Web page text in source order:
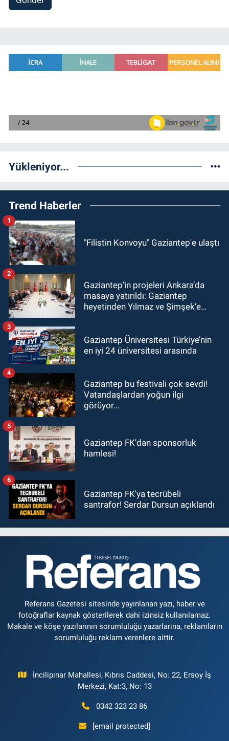
Yükleniyor...
Trend Haberler
"Filistin Konvoyu" Gaziantep'e ulaştı
1
Gaziantep’in projeleri Ankara’da
masaya yatırıldı: Gaziantep
heyetinden Yılmaz ve Şimşek’e
2
Gaziantep Üniversitesi Türkiye’nin
en iyi 24 üniversitesi arasında
3
Gaziantep bu festivali çok sevdi!
Vatandaşlardan yoğun ilgi
görüyor…
4
Gaziantep FK'dan sponsorluk
hamlesi!
5
Gaziantep FK'ya tecrübeli
santrafor! Serdar Dursun açıklandı
6
Referans Gazetesi sitesinde yayınlanan yazı, haber ve
fotoğraflar kaynak gösterilerek dahi izinsiz kullanılamaz.
Makale ve köşe yazılarının sorumluluğu yazarlarına, reklamların
sorumluluğu reklam verenlere aittir.
İncilipınar Mahallesi, Kıbrıs Caddesi, No: 22, Ersoy İş
Merkezi, Kat:3, No: 13
0342 323 23 86
[email protected]